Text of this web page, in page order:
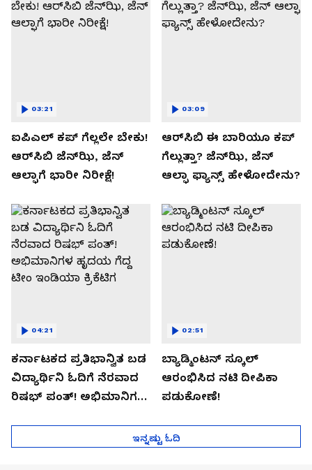
ಐಪಿಎಲ್ ಕಪ್‌ ಗೆಲ್ಲಲೇ ಬೇಕು!
ಆರ್‌ಸಿಬಿ ಜೆನ್‌ಝಿ, ಜೆನ್‌
ಆಲ್ಫಾಗೆ ಭಾರೀ ನಿರೀಕ್ಷೆ!
03:21
ಆರ್‌ಸಿಬಿ ಈ ಬಾರಿಯೂ ಕಪ್‌
ಗೆಲ್ಲುತ್ತಾ? ಜೆನ್‌ಝಿ, ಜೆನ್‌
ಆಲ್ಫಾ ಫ್ಯಾನ್ಸ್ ಹೇಳೋದೇನು?
03:09
ಕರ್ನಾಟಕದ ಪ್ರತಿಭಾನ್ವಿತ ಬಡ
ವಿದ್ಯಾರ್ಥಿನಿ ಓದಿಗೆ ನೆರವಾದ
ರಿಷಭ್ ಪಂತ್! ಅಭಿಮಾನಿಗಳ
04:21
ಬ್ಯಾಡ್ಮಿಂಟನ್ ಸ್ಕೂಲ್​
ಆರಂಭಿಸಿದ ನಟಿ ದೀಪಿಕಾ
ಪಡುಕೋಣೆ!
02:51
ಇನ್ನಷ್ಟು ಓದಿ